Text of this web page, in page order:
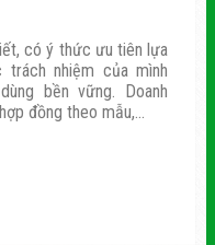
có ý thức ưu tiên lựa
trách nhiệm của mình
bền vững. Doanh
đồng theo mẫu,...